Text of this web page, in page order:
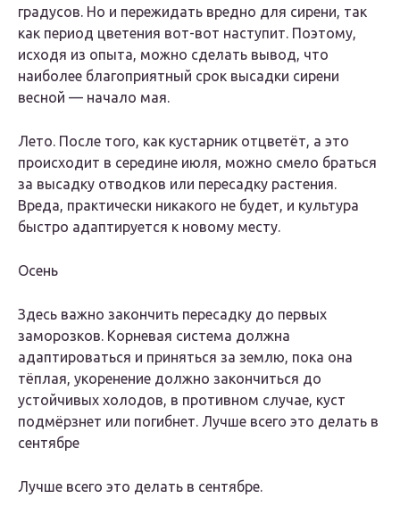
градусов. Но и пережидать вредно для сирени, так
как период цветения вот-вот наступит. Поэтому,
исходя из опыта, можно сделать вывод, что
наиболее благоприятный срок высадки сирени
весной — начало мая.
Лето. После того, как кустарник отцветёт, а это
происходит в середине июля, можно смело браться
за высадку отводков или пересадку растения.
Вреда, практически никакого не будет, и культура
быстро адаптируется к новому месту.
Осень
Здесь важно закончить пересадку до первых
заморозков. Корневая система должна
адаптироваться и приняться за землю, пока она
тёплая, укоренение должно закончиться до
устойчивых холодов, в противном случае, куст
подмёрзнет или погибнет. Лучше всего это делать в
сентябре
Лучше всего это делать в сентябре.